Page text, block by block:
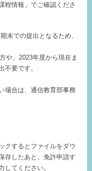
程情報」でご確認くださ
末での提出となるため、
や、2023年度から現在ま
不要です。
場合は、通信教育部事務
クするとファイルをダウ
存したあと、免許申請す
してください。